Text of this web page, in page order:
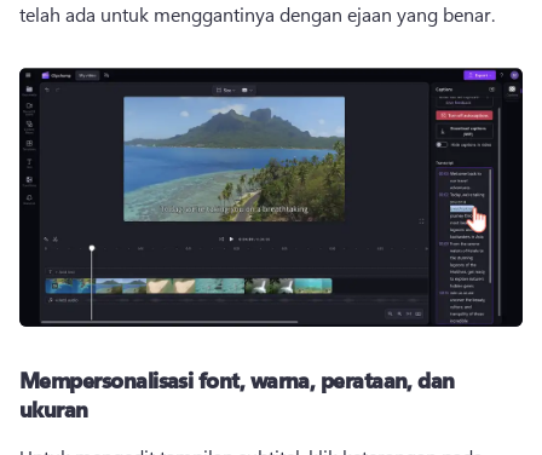
telah ada untuk menggantinya dengan ejaan yang benar.
Mempersonalisasi font, warna, perataan, dan
ukuran